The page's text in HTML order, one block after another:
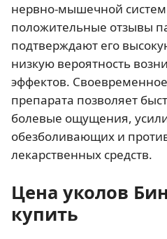
нервно-мышечной
положительные отзывы
подтверждают его
низкую вероятность
эффектов.
препарата позволяет
болевые ощущения,
обезболивающих и
лекарственных средств.
Цена уколов
купить